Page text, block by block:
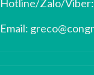
Hotline/Zalo/Viber:
Email: